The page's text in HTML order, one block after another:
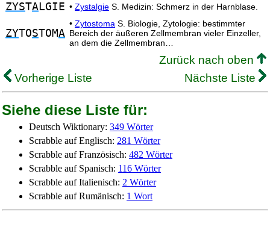
ZYSTALGIE • Zystalgie S. Medizin: Schmerz in der Harnblase.
ZYTOSTOMA
• Zytostoma S. Biologie, Zytologie: bestimmter
Bereich der äußeren Zellmembran vieler Einzeller,
an dem die Zellmembran…
Zurück nach oben
Vorherige Liste
Nächste Liste
Siehe diese Liste für:
Deutsch Wiktionary: 349 Wörter
Scrabble auf Englisch: 281 Wörter
Scrabble auf Französisch: 482 Wörter
Scrabble auf Spanisch: 116 Wörter
Scrabble auf Italienisch: 2 Wörter
Scrabble auf Rumänisch: 1 Wort